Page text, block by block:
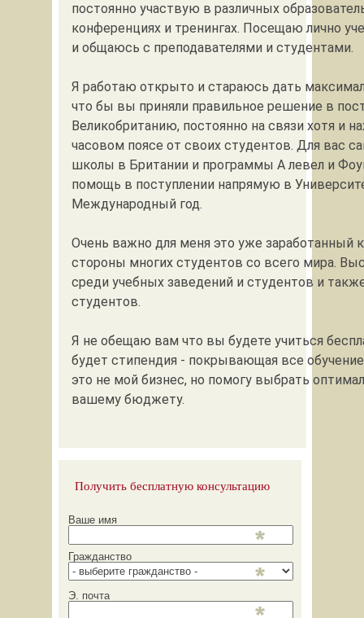
постоянно участвую в различных
конференциях и тренингах. Посещаю лично
и общаюсь с преподавателями и студентами.
Я работаю открыто и стараюсь дать
что бы вы приняли правильное решение в
Великобританию, постоянно на связи хотя и
часовом поясе от своих студентов. Для вас
школы в Британии и программы А левел и
помощь в поступлении напрямую в
Международный год.
Очень важно для меня это уже заработанный
стороны многих студентов со всего мира.
среди учебных заведений и студентов и
студентов.
Я не обещаю вам что вы будете учиться
будет стипендия - покрывающая все
это не мой бизнес, но помогу выбрать
вашему бюджету.
Получить бесплатную консультацию
Ваше имя
Гражданство
Э. почта